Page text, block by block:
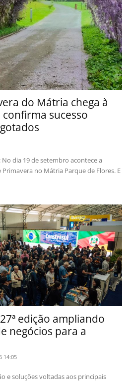
do Mátria chega à
sucesso
No dia 19 de setembro acontece a
no Mátria Parque de Flores. E
edição ampliando
negócios para a
14:05
e soluções voltadas aos principais